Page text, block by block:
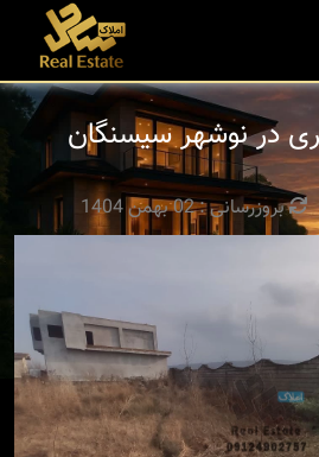
زمین 500متری در نوشهر سیسنگان
بروزرسانی : 02 بهمن 1404